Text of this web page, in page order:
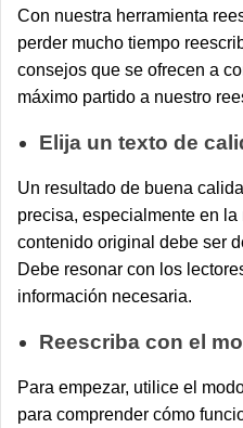
Con nuestra herramienta
perder mucho tiempo
consejos que se ofrecen a
máximo partido a nuestro
Elija un texto de
Un resultado de buena
precisa, especialmente en
contenido original debe ser
Debe resonar con los
información necesaria.
Reescriba con el
Para empezar, utilice el
para comprender cómo